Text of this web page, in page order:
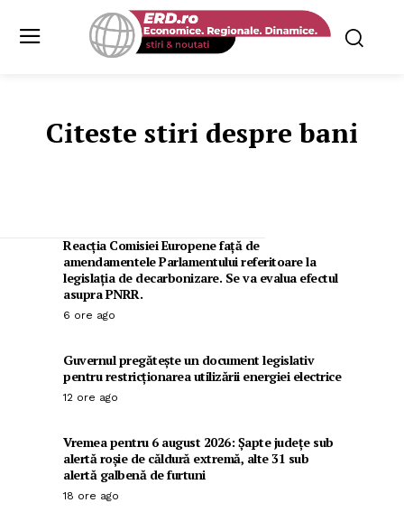
Citeste stiri desprebani
Reacția Comisiei Europene față de
amendamentele Parlamentului referitoare la
legislația de decarbonizare. Se va evalua efectul
asupra PNRR.
6 ore ago
Guvernul pregătește un document legislativ
pentru restricționarea utilizării energiei electrice
12 ore ago
Vremea pentru 6 august 2026: Șapte județe sub
alertă roșie de căldură extremă, alte 31 sub
alertă galbenă de furtuni
18 ore ago